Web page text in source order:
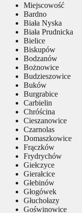
Miejscowość
Bardno
Biała Nyska
Biała Prudnicka
Bielice
Biskupów
Bodzanów
Bożnowice
Budzieszowice
Buków
Burgrabice
Carbielin
Chróścina
Cieszanowice
Czarnolas
Domaszkowice
Frączków
Frydrychów
Giełczyce
Gierałcice
Głebinów
Głogówek
Głuchołazy
Goświnowice